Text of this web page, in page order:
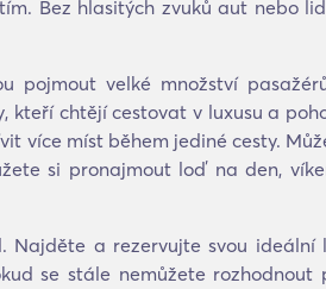
Bez hlasitých zvuků aut nebo
pojmout velké množství
kteří chtějí cestovat v luxusu a
více míst během jediné cesty.
si pronajmout loď na den,
Najděte a rezervujte svou ideální
se stále nemůžete rozhodnout